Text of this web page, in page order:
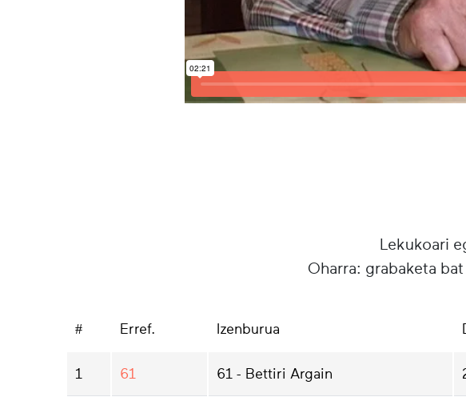
Lekukoari
Oharra: grabaketa
# Erref. Izenburua
1 61 61 - Bettiri Argain